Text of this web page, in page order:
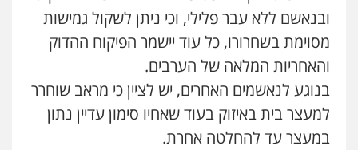
פלילי פשיעה חמורה מעצרים וחקירות
0544231863
עו"ד שאדי כבהא
עורכי דין לענייני אסירים
0525556970
ובנאשם ללא עבר פלילי, וכי ניתן לשקול גמישות
מסוימת בשחרורו, כל עוד יישמר הפיקוח ההדוק
והאחריות המלאה של הערבים.
בנוגע לנאשמים האחרים, יש לציין כי מראב שוחרר
למעצר בית באיזוק בעוד שאחיו סימון עדיין נתון
במעצר עד להחלטה אחרת.
0507003001
עו"ד אבי כהן
פלילי פשיעה חמורה
סמים עבירות מין
0523647066